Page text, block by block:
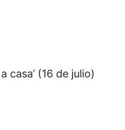
casa’ (16 de julio)